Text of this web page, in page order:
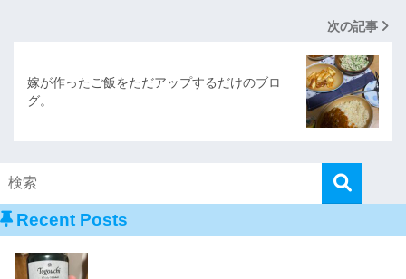
次の記事
嫁が作ったご飯をただアップするだけのブロ
グ。
Recent Posts